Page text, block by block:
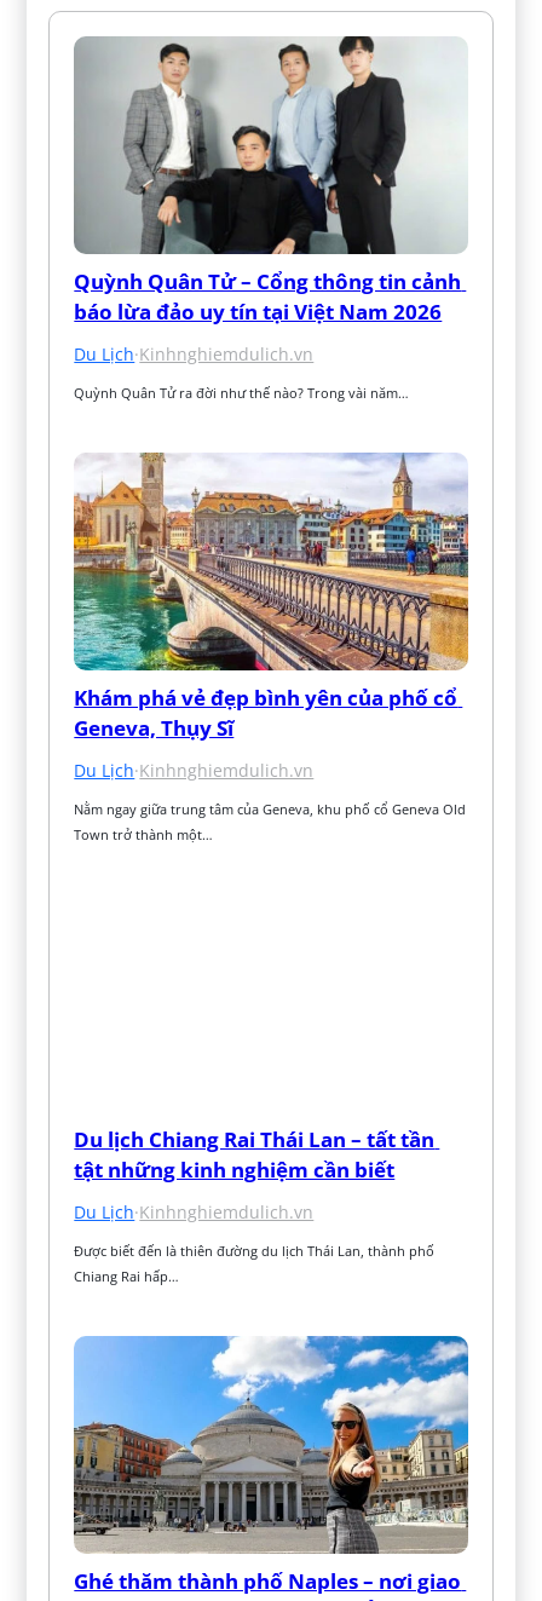
Quỳnh Quân Tử – Cổng thông tin cảnh
báo lừa đảo uy tín tại Việt Nam 2026
Du Lịch·Kinhnghiemdulich.vn
Quỳnh Quân Tử ra đời như thế nào? Trong vài năm…
Khám phá vẻ đẹp bình yên của phố cổ
Geneva, Thụy Sĩ
Du Lịch·Kinhnghiemdulich.vn
Nằm ngay giữa trung tâm của Geneva, khu phố cổ Geneva Old
Town trở thành một…
Du lịch Chiang Rai Thái Lan – tất tần
tật những kinh nghiệm cần biết
Du Lịch·Kinhnghiemdulich.vn
Được biết đến là thiên đường du lịch Thái Lan, thành phố
Chiang Rai hấp…
Ghé thăm thành phố Naples – nơi giao